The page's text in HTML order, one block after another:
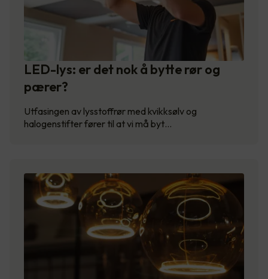
LED-lys: er det nok å bytte rør og
pærer?
Utfasingen av lysstoffrør med kvikksølv og
halogenstifter fører til at vi må byt…